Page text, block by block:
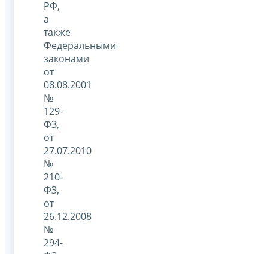
РФ,
а
также
Федеральными
законами
от
08.08.2001
№
129-
ФЗ,
от
27.07.2010
№
210-
ФЗ,
от
26.12.2008
№
294-